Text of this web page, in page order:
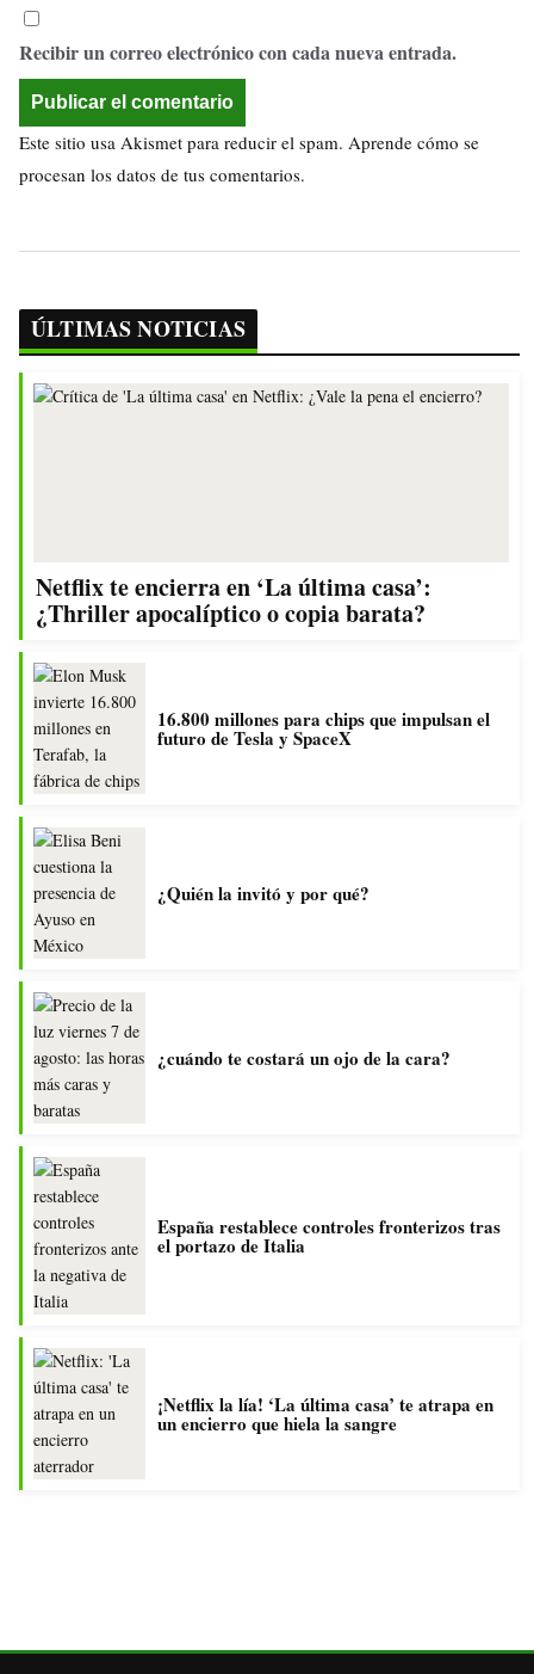
Recibir un correo electrónico con cada nueva entrada.
Este sitio usa Akismet para reducir el spam. Aprende cómo se
procesan los datos de tus comentarios.
ÚLTIMAS NOTICIAS
Netflix te encierra en ‘La última casa’:
¿Thriller apocalíptico o copia barata?
16.800 millones para chips que impulsan el
futuro de Tesla y SpaceX
¿Quién la invitó y por qué?
¿cuándo te costará un ojo de la cara?
España restablece controles fronterizos tras
el portazo de Italia
¡Netflix la lía! ‘La última casa’ te atrapa en
un encierro que hiela la sangre